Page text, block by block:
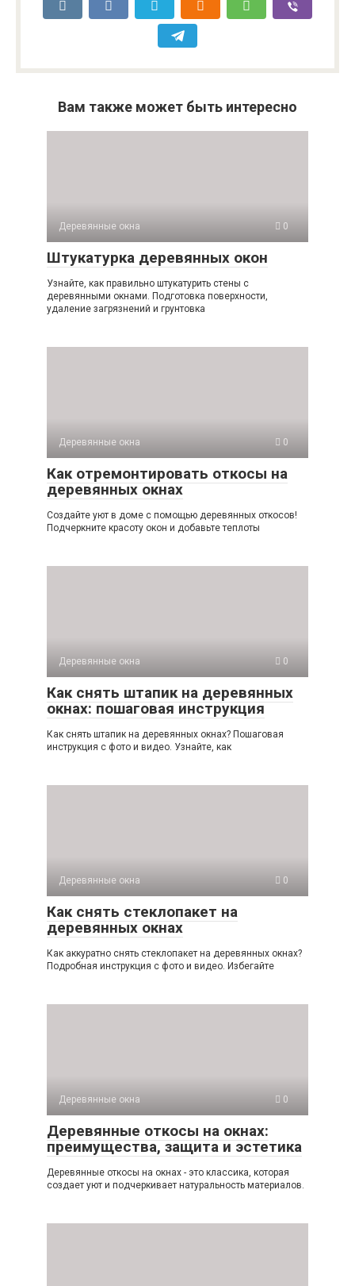
Вам также может быть интересно
Деревянные окна 0
Штукатурка деревянных окон
Узнайте, как правильно штукатурить стены с
деревянными окнами. Подготовка поверхности,
удаление загрязнений и грунтовка
Деревянные окна 0
Как отремонтировать откосы на
деревянных окнах
Создайте уют в доме с помощью деревянных откосов!
Подчеркните красоту окон и добавьте теплоты
Деревянные окна 0
Как снять штапик на деревянных
окнах: пошаговая инструкция
Как снять штапик на деревянных окнах? Пошаговая
инструкция с фото и видео. Узнайте, как
Деревянные окна 0
Как снять стеклопакет на
деревянных окнах
Как аккуратно снять стеклопакет на деревянных окнах?
Подробная инструкция с фото и видео. Избегайте
Деревянные окна 0
Деревянные откосы на окнах:
преимущества, защита и эстетика
Деревянные откосы на окнах - это классика, которая
создает уют и подчеркивает натуральность материалов.